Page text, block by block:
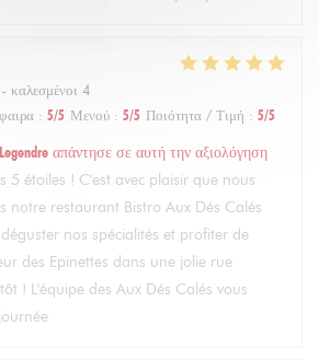
4
: 5/5 Μενού : 5/5 Ποιότητα / Τιμή : 5/5
απάντησε σε αυτή την αξιολόγηση
5 étoiles ! C'est avec plaisir que nous
notre restaurant Bistro Aux Dés Calés
nos spécialités et profiter de
des Epinettes dans une jolie rue
! L'équipe des Aux Dés Calés vous